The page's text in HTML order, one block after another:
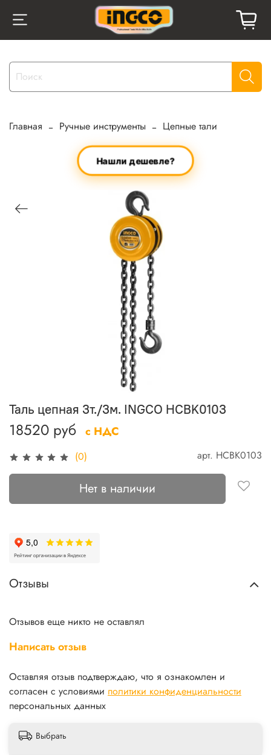
Главная Ручные инструменты Цепные тали
Нашли дешевле?
(0) арт. HCBK0103
Таль цепная 3т./3м. INGCO HCBK0103
18520 руб с НДС
Нет в наличии
Отзывы
Отзывов еще никто не оставлял
Написать отзыв
Оставляя отзыв подтверждаю, что я ознакомлен и
согласен с условиями политики конфиденциальности
персональных данных
Выбрать